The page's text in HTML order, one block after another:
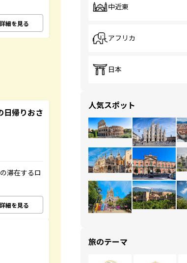
詳細を見る
日帰りおさ
滞在するロ
詳細を見る
中近東
アフリカ
日本
人気スポット
旅のテーマ